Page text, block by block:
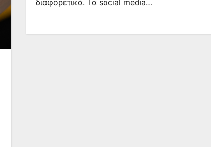
διαφορετικά. Τα social media…